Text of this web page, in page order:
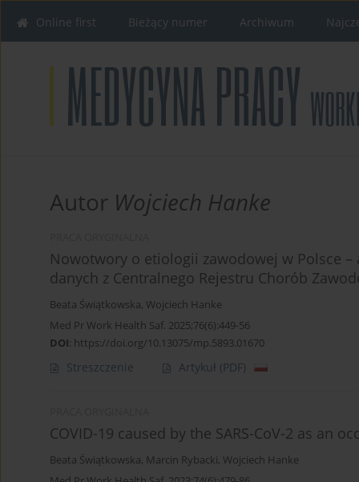
Online first Bieżący numer Archiwum
Autor Wojciech Hanke
Nowotwory o etiologii zawodowej w Polsce
danych z Centralnego Rejestru Chorób
Beata Świątkowska, Wojciech Hanke
Med Pr Work Health Saf. 2025;76(6):449-56
DOI: https://doi.org/10.13075/mp.5893.01670
Streszczenie Artykuł (PDF)
COVID-19 caused by the SARS-CoV-2 as an
Beata Świątkowska, Marcin Rybacki, Wojciech Hanke